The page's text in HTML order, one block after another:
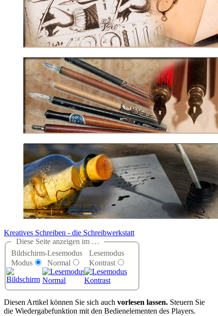
Kreatives Schreiben - die Schreibwerkstatt
Diese Seite anzeigen im …
Bildschirm-
Modus
Lesemodus
Normal
Lesemodus
Kontrast
Diesen Artikel können Sie sich auch vorlesen lassen. Steuern Sie
die Wiedergabefunktion mit den Bedienelementen des Players.